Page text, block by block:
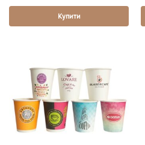
Купити